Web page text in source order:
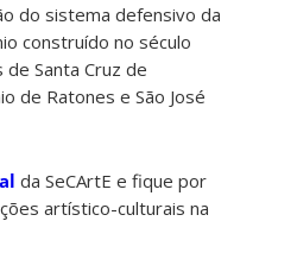
do sistema defensivo da
construído no século
Santa Cruz de
de Ratones e São José
da SeCArtE e fique por
artístico-culturais na